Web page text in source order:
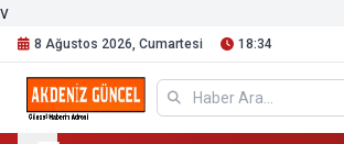
v
8 Ağustos 2026, Cumartesi 18:34